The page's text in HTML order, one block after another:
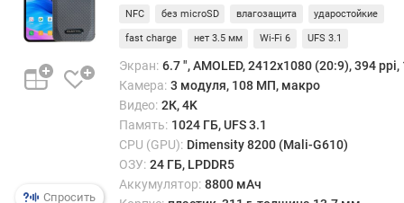
T
u
T
u
У
Спросить
NFC без microSD влагозащита ударостойкие
fast charge нет 3.5 мм Wi-Fi 6 UFS 3.1
Экран: 6.7 ", AMOLED, 2412х1080 (20:9), 394 ppi,
Камера: 3 модуля, 108 МП, макро
Видео: 2К, 4K
Память: 1024 ГБ, UFS 3.1
CPU (GPU): Dimensity 8200 (Mali-G610)
ОЗУ: 24 ГБ, LPDDR5
Аккумулятор: 8800 мАч